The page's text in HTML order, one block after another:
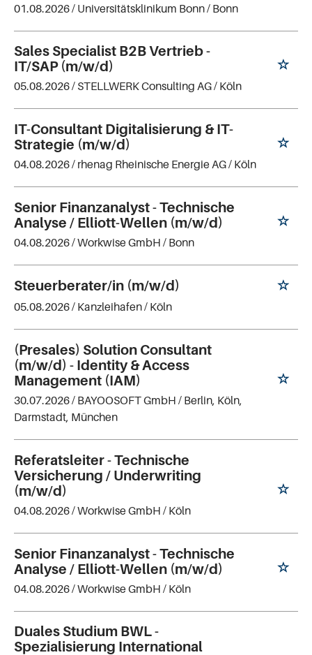
01.08.2026 / Universitätsklinikum Bonn/ Bonn
Sales Specialist B2B Vertrieb -
IT/SAP (m/w/d)
05.08.2026 / STELLWERK Consulting AG/ Köln
IT-Consultant Digitalisierung & IT-
Strategie (m/w/d)
04.08.2026 / rhenag Rheinische Energie AG/ Köln
Senior Finanzanalyst - Technische
Analyse / Elliott-Wellen (m/w/d)
04.08.2026 /Workwise GmbH / Bonn
Steuerberater/in (m/w/d)
05.08.2026 / Kanzleihafen/ Köln
(Presales) Solution Consultant
(m/w/d) - Identity & Access
Management (IAM)
30.07.2026 / BAYOOSOFT GmbH / Berlin, Köln,
Darmstadt, München
Referatsleiter - Technische
Versicherung / Underwriting
(m/w/d)
04.08.2026 /Workwise GmbH / Köln
Senior Finanzanalyst - Technische
Analyse / Elliott-Wellen (m/w/d)
04.08.2026 /Workwise GmbH / Köln
Duales Studium BWL -
Spezialisierung International